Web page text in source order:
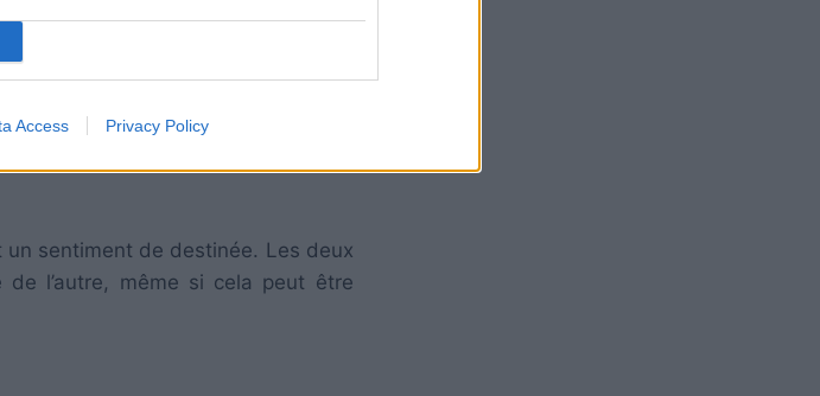
Access Privacy Policy
peuvent être confrontées à des
deux personnes ont une leçon à
un sentiment de destinée. Les deux
l’autre, même si cela peut être